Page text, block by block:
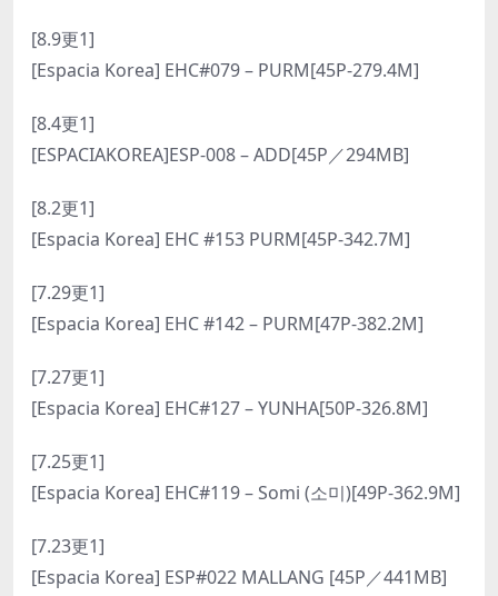
[8.9更1]
[Espacia Korea] EHC#079 – PURM[45P-279.4M]
[8.4更1]
[ESPACIAKOREA]ESP-008 – ADD[45P／294MB]
[8.2更1]
[Espacia Korea] EHC #153 PURM[45P-342.7M]
[7.29更1]
[Espacia Korea] EHC #142 – PURM[47P-382.2M]
[7.27更1]
[Espacia Korea] EHC#127 – YUNHA[50P-326.8M]
[7.25更1]
[Espacia Korea] EHC#119 – Somi (소미)[49P-362.9M]
[7.23更1]
[Espacia Korea] ESP#022 MALLANG [45P／441MB]